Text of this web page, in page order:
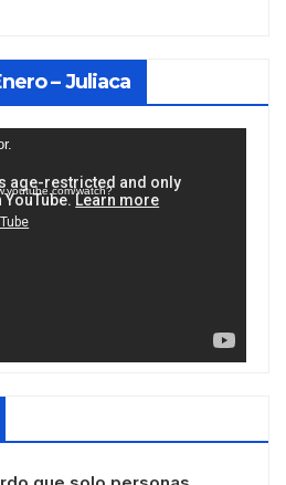
– Juliaca
watch?